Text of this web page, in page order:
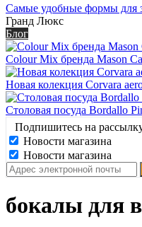
Самые удобные формы для
Гранд Люкс
Блог
Colour Mix бренда Mason
Новая колекция Corvara
Столовая посуда Bordallo
Подпишитесь на
Новости магазина
Новости магазина
бокалы для